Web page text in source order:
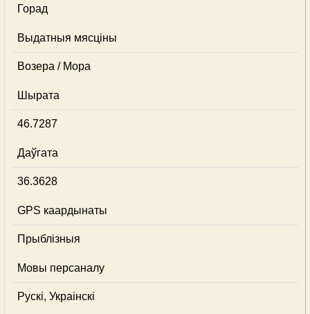
Горад
Выдатныя мясціны
Возера / Мора
Шырата
46.7287
Даўгата
36.3628
GPS каардынаты
Прыблізныя
Мовы персаналу
Рускі, Украінскі